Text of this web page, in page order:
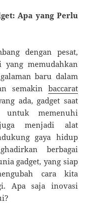
Apa yang Perlu
dengan pesat,
yang memudahkan
baru dalam
semakin baccarat
ada, gadget saat
memenuhi
menjadi alat
gaya hidup
berbagai
gadget, yang siap
cara kita
Apa saja inovasi